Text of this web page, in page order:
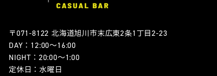
〒071-8122 北海道旭川市末広東2条1丁目2-23
DAY：12:00〜16:00
NIGHT：20:00〜1:00
定休日：水曜日